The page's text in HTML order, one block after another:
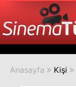
Anasayfa Kişi